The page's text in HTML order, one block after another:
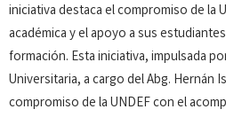
iniciativa destaca el compromiso de la
académica y el apoyo a sus
formación. Esta iniciativa, impulsada
Universitaria, a cargo del Abg. Hernán
compromiso de la UNDEF con el